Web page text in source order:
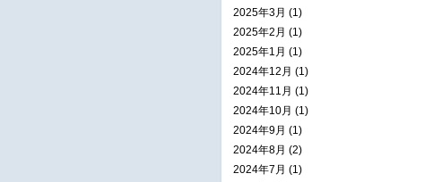
2025年3月 (1)
2025年2月 (1)
2025年1月 (1)
2024年12月 (1)
2024年11月 (1)
2024年10月 (1)
2024年9月 (1)
2024年8月 (2)
2024年7月 (1)